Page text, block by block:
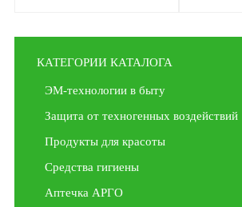
КАТЕГОРИИ КАТАЛОГА
ЭМ-технологии в быту
Защита от техногенных воздействий
Продукты для красоты
Средства гигиены
Аптечка АРГО